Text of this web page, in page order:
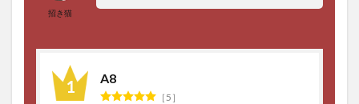
招き猫
A8
5